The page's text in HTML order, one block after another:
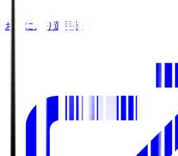
お気に入り選手登録